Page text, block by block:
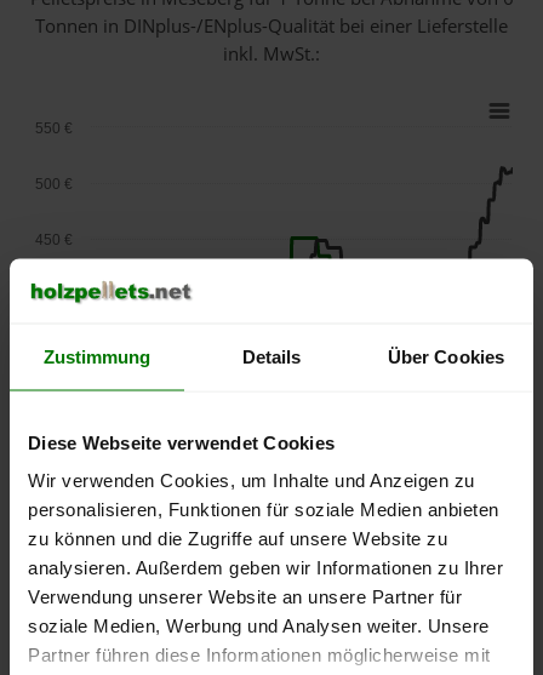
Zustimmung Details Über Cookies
Diese Webseite verwendet Cookies
Wir verwenden Cookies, um Inhalte und Anzeigen zu
personalisieren, Funktionen für soziale Medien anbieten
zu können und die Zugriffe auf unsere Website zu
analysieren. Außerdem geben wir Informationen zu Ihrer
Verwendung unserer Website an unsere Partner für
soziale Medien, Werbung und Analysen weiter. Unsere
Partner führen diese Informationen möglicherweise mit
Tonnen in DINplus-/ENplus-Qualität bei einer Lieferstelle
inkl. MwSt.:
lose Ware Sackware
September
Januar
Mai
350 €
400 €
450 €
500 €
550 €
Die aktuelle Preisentwicklung für Holzpellets in Deutschland
können Sie jederzeit auf unsererPelletspreise -Seite
nachvollziehen.